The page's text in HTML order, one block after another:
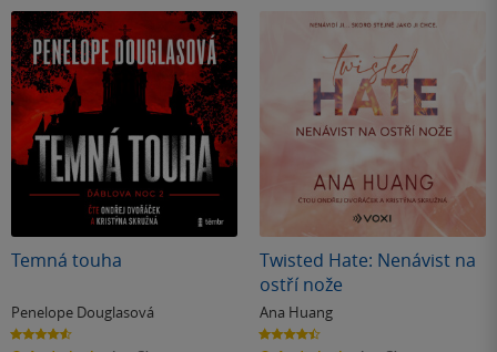
Temná touha
Penelope Douglasová
4.6
z
Twisted Hate: Nenávist na
ostří nože
Ana Huang
4.4
z